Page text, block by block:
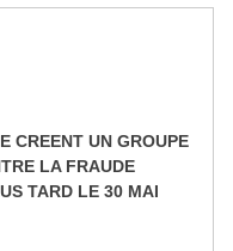
CREENT UN GROUPE
LA FRAUDE
TARD LE 30 MAI